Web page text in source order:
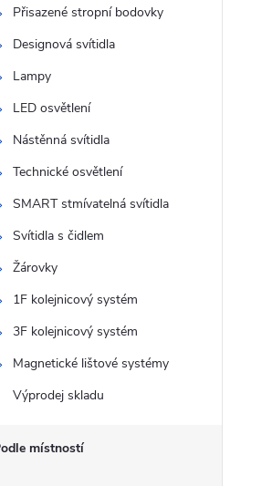
Přisazené stropní bodovky
Designová svítidla
Lampy
LED osvětlení
Nástěnná svítidla
Technické osvětlení
SMART stmívatelná svítidla
Svítidla s čidlem
Žárovky
1F kolejnicový systém
3F kolejnicový systém
Magnetické lištové systémy
Výprodej skladu
místností